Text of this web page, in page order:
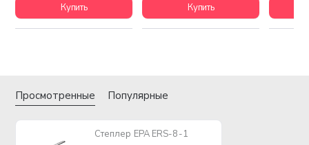
Купить Купить
Просмотренные Популярные
Степлер EPA ERS-8-1